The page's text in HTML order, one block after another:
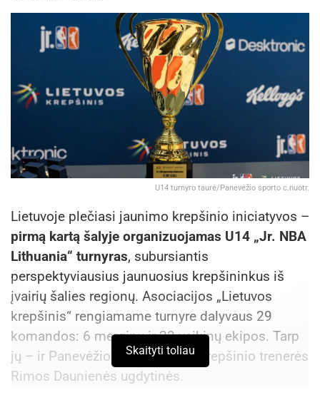
U14 turnyro taurė/Panevėžio sporto c.nuotr.
Lietuvoje plečiasi jaunimo krepšinio iniciatyvos –
pirmą kartą šalyje organizuojamas U14 „Jr. NBA
Lithuania“ turnyras, subursiantis
perspektyviausius jaunuosius krepšininkus iš
įvairių šalies regionų. Asociacijos „Lietuvos
krepšinis“ rengiamame turnyre dalyvaus 29
komandos: 6 merginų ir 23 vaikinų ekipos. Tarp
jų – ir Panevėžio sporto centro krepšinio trenerės
Rimos Daunienės ugdytinės.
Skaityti toliau